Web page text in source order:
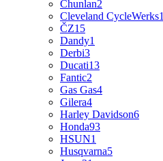
Chunlan2
Cleveland CycleWerks1
ČZ15
Dandy1
Derbi3
Ducati13
Fantic2
Gas Gas4
Gilera4
Harley Davidson6
Honda93
HSUN1
Husqvarna5